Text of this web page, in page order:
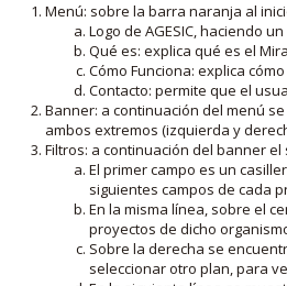
Menú: sobre la barra naranja al
Logo de AGESIC, haciendo
Qué es: explica qué es el
Cómo Funciona: explica
Contacto: permite que el
Banner: a continuación del menú
ambos extremos (izquierda y
Filtros: a continuación del banner
El primer campo es un
siguientes campos de cada
En la misma línea, sobre el
proyectos de dicho
Sobre la derecha se
seleccionar otro plan, para